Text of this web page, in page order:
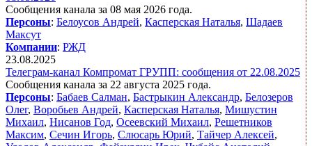
Сообщения канала за 08 мая 2026 года.
Персоны: Белоусов Андрей, Касперская Наталья, Шадаев
Максут
Компании: РЖД
23.08.2025
Телеграм-канал Компромат ГРУПП: сообщения от 22.08.2025
Сообщения канала за 22 августа 2025 года.
Персоны: Бабаев Салман, Бастрыкин Александр, Белозеров
Олег, Воробьев Андрей, Касперская Наталья, Мишустин
Михаил, Нисанов Год, Осеевский Михаил, Решетников
Максим, Сечин Игорь, Слюсарь Юрий, Тайчер Алексей,